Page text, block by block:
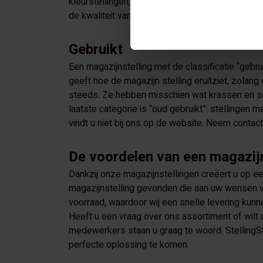
de kwaliteit van de stelling geenszins
Gebruikt
Een magazijnstelling met de classificatie
geeft hoe de magazijn stelling eruitziet,
steeds. Ze hebben misschien wat krassen en
laatste categorie is “oud gebruikt”: stellingen
vindt u niet bij ons op de website. Neem
De voordelen van een
Dankzij onze magazijnstellingen creëert u op
magazijnstelling gevonden die aan uw
voorraad, waardoor wij een snelle levering
Heeft u een vraag over ons assortiment of
medewerkers staan u graag te woord.
perfecte oplossing te komen.